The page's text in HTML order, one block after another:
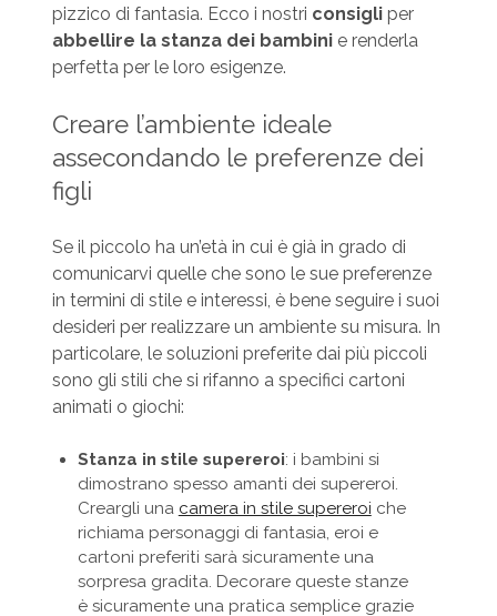
pizzico di fantasia. Ecco i nostri consigliper
abbellire la stanza dei bambinie renderla
perfetta per le loro esigenze.
Creare l’ambiente ideale
assecondando le preferenze dei
figli
Se il piccolo ha un’età in cui è già in grado di
comunicarvi quelle che sono le sue preferenze
in termini di stile e interessi, è bene seguire i suoi
desideri per realizzare un ambiente su misura. In
particolare, le soluzioni preferite dai più piccoli
sono gli stili che si rifanno a specifici cartoni
animati o giochi:
Stanza in stile supereroi: i bambini si
dimostrano spesso amanti dei supereroi.
Creargli una camera in stile supereroi che
richiama personaggi di fantasia, eroi e
cartoni preferiti sarà sicuramente una
sorpresa gradita. Decorare queste stanze
è sicuramente una pratica semplice grazie